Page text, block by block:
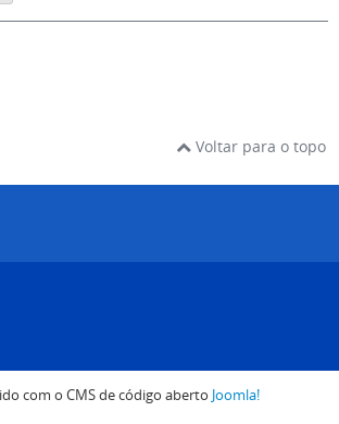
Voltar para o topo
com o CMS de código aberto Joomla!